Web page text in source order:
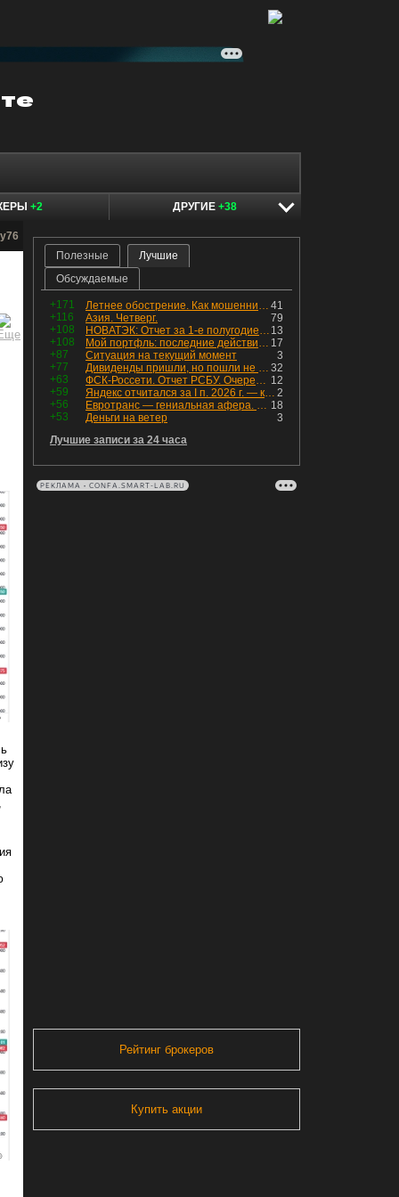
+2 ДРУГИЕ +38
Полезные
Лучшие
Обсуждаемые
+171 41
Летнее обострение. Как мошенники пытаются подсунуть кнопку "БАБЛО" девушкам
+116
79
Азия. Четверг.
+108
13
НОВАТЭК: Отчет за 1-е полугодие 2026 - прибыль продолжает падать, но лучшее впереди, если не прилетит
+108
17
Мой портфль: последние действия и текущая структура. Краткий комментарий по всем позициям
+87
3
Ситуация на текущий момент
+77
32
Дивиденды пришли, но пошли не туда
+63
12
ФСК-Россети. Отчет РСБУ. Очередная допка - бомбовые новости в эфире
+59
2
Яндекс отчитался за I п. 2026 г. — компания увеличила инвестиции и долг. Buyback начал работать, продали Авто.Ру.
+56
18
Евротранс — гениальная афера. Собрал с инвесторов денег, выплатил дивидендов больше текущей капитализации и ушёл в дефолт
+53
3
Деньги на ветер
Лучшие записи за 24 часа
РЕКЛАМА • CONFA.SMART-LAB.RU
Рейтинг брокеров
Купить акции